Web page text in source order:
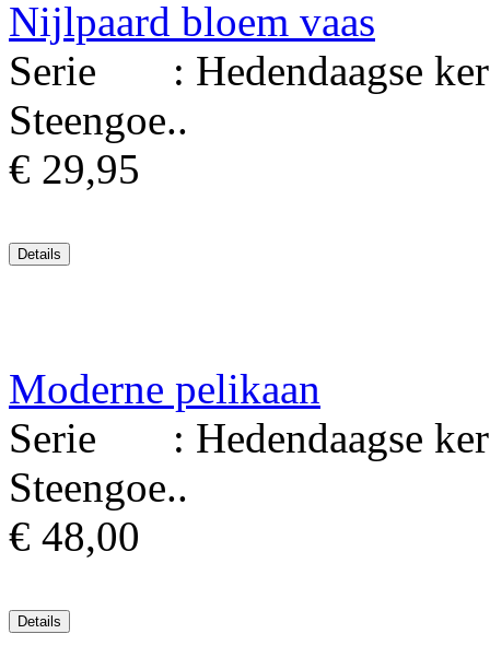
Nijlpaard bloem vaas
Serie : Hedendaagse
Steengoe..
€ 29,95
Moderne pelikaan
Serie : Hedendaagse
Steengoe..
€ 48,00